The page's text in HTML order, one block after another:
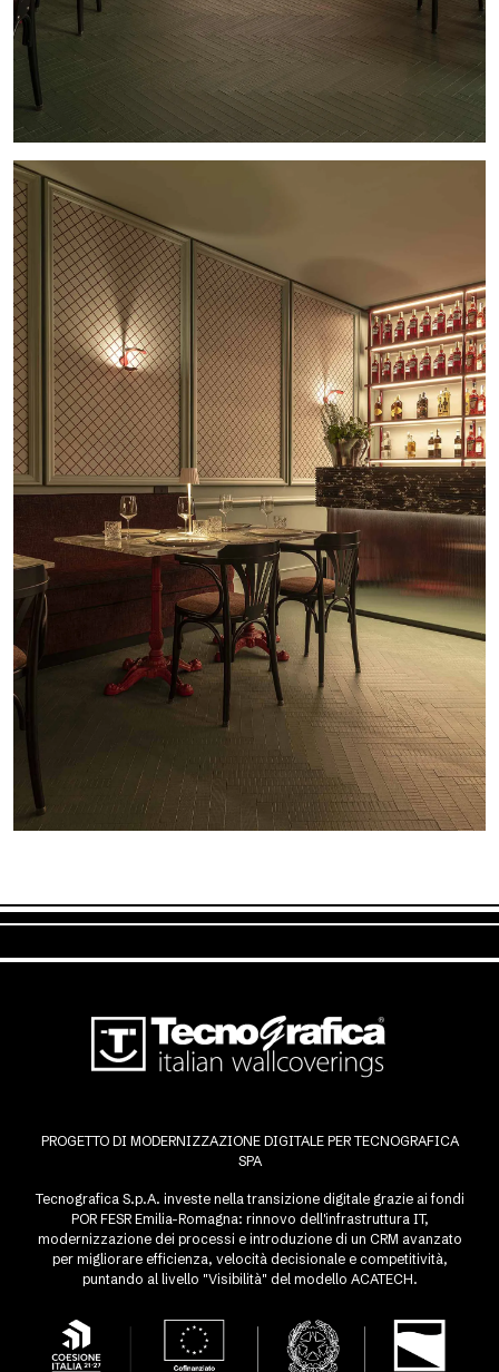
PROGETTO DI MODERNIZZAZIONE DIGITALE PER TECNOGRAFICA
SPA
Tecnografica S.p.A. investe nella transizione digitale grazie ai fondi
POR FESR Emilia-Romagna: rinnovo dell'infrastruttura IT,
modernizzazione dei processi e introduzione di un CRM avanzato
per migliorare efficienza, velocità decisionale e competitività,
puntando al livello "Visibilità" del modello ACATECH.